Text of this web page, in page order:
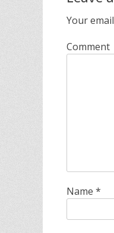
Your
Comment
Name *